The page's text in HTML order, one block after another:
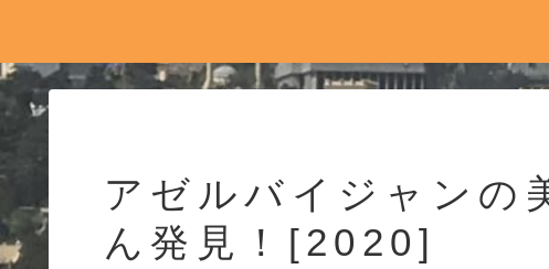
アゼルバイジャンの
ん発見！[2020]